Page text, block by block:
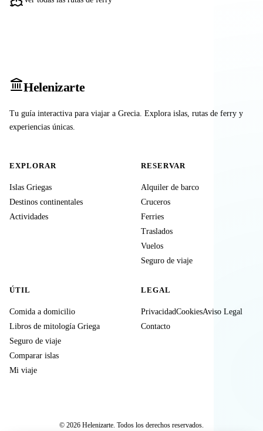
Helenizarte
Tu guía interactiva para viajar a Grecia. Explora islas, rutas de ferry y
experiencias únicas.
EXPLORAR
Islas Griegas
Destinos continentales
Actividades
RESERVAR
Alquiler de barco
Cruceros
Ferries
Traslados
Vuelos
Seguro de viaje
ÚTIL
Comida a domicilio
Libros de mitología Griega
Seguro de viaje
Comparar islas
Mi viaje
LEGAL
PrivacidadCookiesAviso Legal
Contacto
© 2026 Helenizarte. Todos los derechos reservados.